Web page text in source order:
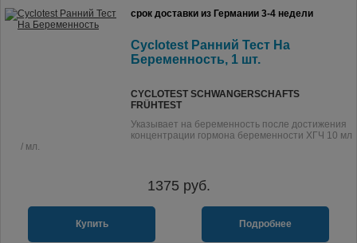
срок доставки из Германии 3-4 недели
Cyclotest Ранний Тест На
Беременность, 1 шт.
CYCLOTEST SCHWANGERSCHAFTS
FRÜHTEST
Указывает на беременность после достижения
концентрации гормона беременности ХГЧ 10 мл
/ мл.
1375 руб.
Купить Подробнее